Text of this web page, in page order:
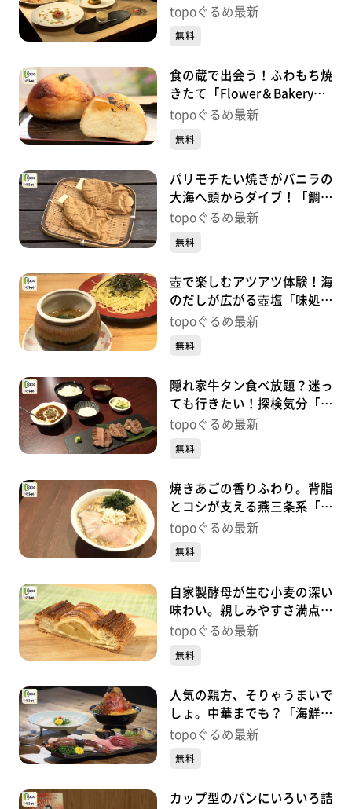
Jete Ashigaru」（大崎市古
め】
topoぐるめ最新
無料
食の蔵で出会う！ふわもち焼
きたて「Flower＆Bakeryサ
クラサク」（大崎市古川七日
topoぐるめ最新
無料
パリモチたい焼きがバニラの
大海へ頭からダイブ！「鯛焼
みやび」（大崎市古川七日
topoぐるめ最新
無料
壺で楽しむアツアツ体験！海
のだしが広がる壺塩「味処・
ラーメン梅公」（青葉区小田
topoぐるめ最新
無料
隠れ家牛タン食べ放題？迷っ
ても行きたい！探検気分「仙
臺焼肉れれ」（青葉区一番
topoぐるめ最新
無料
焼きあごの香りふわり。背脂
とコシが支える燕三条系「中
華そば かけ橋」（青葉区中
topoぐるめ最新
無料
自家製酵母が生む小麦の深い
味わい。親しみやすさ満点！
「ル･マンジェ」（青葉区八
topoぐるめ最新
無料
人気の親方、そりゃうまいで
しょ。中華までも？「海鮮た
くみ」（大崎市田尻沼部新富
topoぐるめ最新
無料
カップ型のパンにいろいろ詰